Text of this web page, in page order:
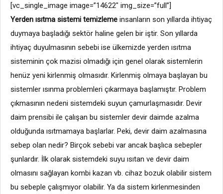
[vc_single_image image=”14622″ img_size=”full”]
Yerden ısıtma sistemi temizleme insanların son yıllarda ihtiyaç
duymaya başladığı sektör haline gelen bir iştir. Son yıllarda
ihtiyaç duyulmasının sebebi ise ülkemizde yerden ısıtma
sisteminin çok mazisi olmadığı için genel olarak sistemlerin
henüz yeni kirlenmiş olmasıdır. Kirlenmiş olmaya başlayan bu
sistemler ısınma problemleri çıkarmaya başlamıştır. Problem
çıkmasının nedeni sistemdeki suyun çamurlaşmasıdır. Devir
daim prensibi ile çalışan bu sistemler devir daimde azalma
olduğunda ısıtmamaya başlarlar. Peki, devir daim azalmasına
sebep olan nedir? Birçok sebebi var ancak başlıca sebepler
şunlardır. İlk olarak sistemdeki suyu ısıtan ve devir daim
olmasını sağlayan kombi kazan vb. cihaz bozuk olabilir sistem
bu sebeple çalışmıyor olabilir. Ya da sistem kirlenmesinden